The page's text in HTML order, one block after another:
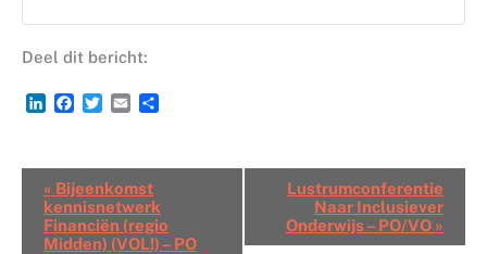
Deel dit bericht:
LinkedInFacebook
Twitter
Email
Bijeenkomsten
Navigatie
« Bijeenkomst
kennisnetwerk
Financiën (regio
Midden) (VOL!) – PO
Lustrumconferentie
Naar Inclusiever
Onderwijs – PO/VO »